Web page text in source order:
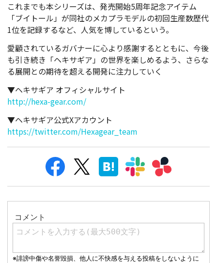
これまでも本シリーズは、発売開始5周年記念アイテム
「ブイトール」が同社のメカプラモデルの初回生産数歴代
1位を記録するなど、人気を博しているという。
愛顧されているガバナーに心より感謝するとともに、今後
も引き続き「ヘキサギア」の世界を楽しめるよう、さらな
る展開との期待を超える開発に注力していく
▼ヘキサギア オフィシャルサイト
http://hexa-gear.com/
▼ヘキサギア公式Xアカウント
https://twitter.com/Hexagear_team